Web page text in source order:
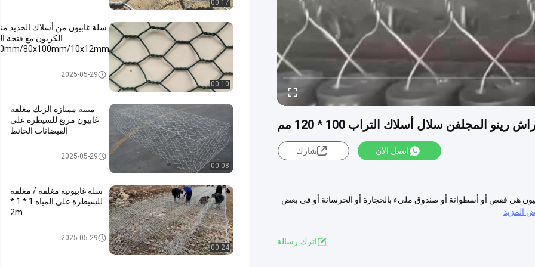
رينو المجلفن سلال أسلاك التراب 100 * 120 مم
اتصل الآن شارك
هي قفص أو أسطوانة أو صندوق مليء بالحجارة أو الخرسانة أو في بعض
المزيد
اترك رسالة
00:17
00:10
سلة غابيون من أسلاك الحديد
الكربون مع فتحة
80x100mm/10x12mm
2025-05-29
00:08
متينة ممتازة الزنك مغلفة
غابيون مربع للسيطرة على
الفيضانات الحائط
2025-05-29
00:24
سلة غابيونية مغلفة / مغلفة
للسيطرة على المياه 1 * 1 *
2m
2025-05-29